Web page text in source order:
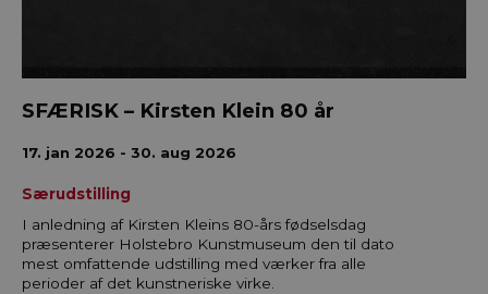
SFÆRISK – Kirsten Klein 80 år
17. jan 2026 - 30. aug 2026
Særudstilling
I anledning af Kirsten Kleins 80-års fødselsdag
præsenterer Holstebro Kunstmuseum den til dato
mest omfattende udstilling med værker fra alle
perioder af det kunstneriske virke.